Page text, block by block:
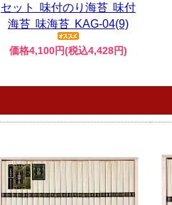
セット 味付のり海苔 味付
海苔 味海苔 KAG-04(9)
価格4,100円(税込4,428円)